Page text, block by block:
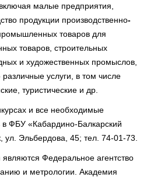
малые предприятия,
продукции производственно-
товаров для
товаров, строительных
и художественных промыслов,
услуги, в том числе
туристические и др.
и все необходимые
ФБУ «Кабардино-Балкарский
ул. Эльбердова, 45; тел. 74-01-73.
Федеральное агентство
и метрологии. Академия